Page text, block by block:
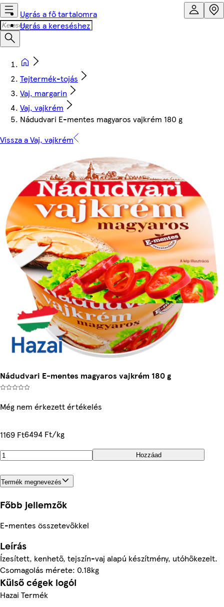
Ugrás a fő tartalomra
Ugrás a kereséshez
Tejtermék-tojás
Vaj, margarin
Vaj, vajkrém
Nádudvari E-mentes magyaros vajkrém 180 g
Vissza a Vaj, vajkrém
Nádudvari E-mentes magyaros vajkrém 180 g
Még nem érkezett értékelés
1169 Ft6494 Ft/kg
Hozzáad
Termék megnevezés
Főbb jellemzők
E-mentes összetevőkkel
Leírás
Ízesített, kenhető, tejszín-vaj alapú készítmény, utóhőkezelt.
Csomagolás mérete: 0.18kg
Külső cégek logói
Hazai Termék